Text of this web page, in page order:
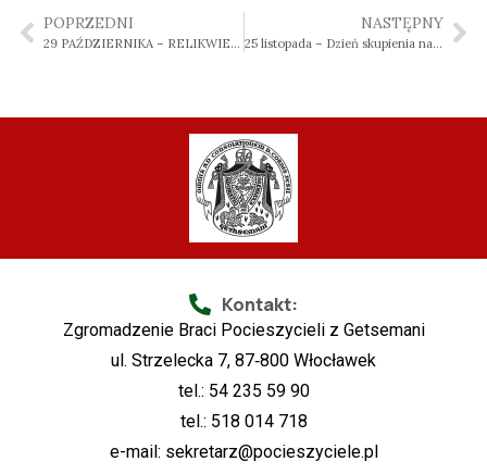
POPRZEDNI
29 PAŹDZIERNIKA – RELIKWIE FRANCISZKAŃSKICH MĘCZENNIKÓW W SANKTUARIUM BŁ. KS. JERZEGO
NASTĘPNY
25 listopada – Dzień skupienia nadzwyczajnych szafarzy Komunii Świętej diecezji włocławskiej
Kontakt:
Zgromadzenie Braci Pocieszycieli z Getsemani
ul. Strzelecka 7, 87‑800 Włocławek
tel.: 54 235 59 90
tel.: 518 014 718
e-mail: sekretarz@pocieszyciele.pl